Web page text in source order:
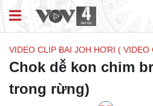
VIDEO CLIP ɃAI JOH HƠRI ( VIDEO
Chok dê̆ kon chim
trong rừng)